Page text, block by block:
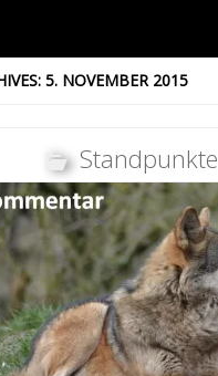
5. NOVEMBER 2015
Standpunkte